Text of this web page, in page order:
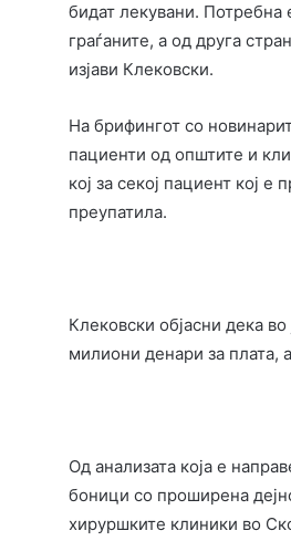
бидат лекувани. Потребна
граѓаните, а од друга
изјави Клековски.
На брифингот со
пациенти од општите и
кој за секој пациент кој е
преупатила.
Клековски објасни дека
милиони денари за плата,
Од анализата која е
боници со проширена
хируршките клиники во